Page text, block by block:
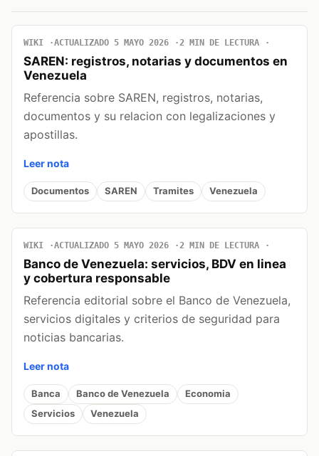
WIKI ACTUALIZADO 5 MAYO 2026 2 MIN DE LECTURA
SAREN: registros, notarias y documentos en
Venezuela
Referencia sobre SAREN, registros, notarias,
documentos y su relacion con legalizaciones y
apostillas.
Leer nota
Documentos SAREN Tramites Venezuela
WIKI ACTUALIZADO 5 MAYO 2026 2 MIN DE LECTURA
Banco de Venezuela: servicios, BDV en linea
y cobertura responsable
Referencia editorial sobre el Banco de Venezuela,
servicios digitales y criterios de seguridad para
noticias bancarias.
Leer nota
Banca Banco de Venezuela
Economia
Servicios
Venezuela